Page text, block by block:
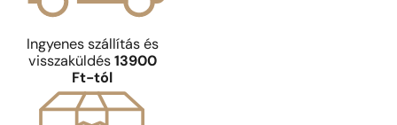
Ingyenes szállítás és
visszaküldés 13900
Ft-tól